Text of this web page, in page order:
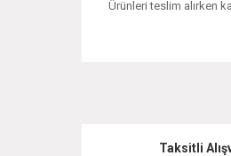
Ürünleri teslim alırken
Ürün resmi
Taksitli